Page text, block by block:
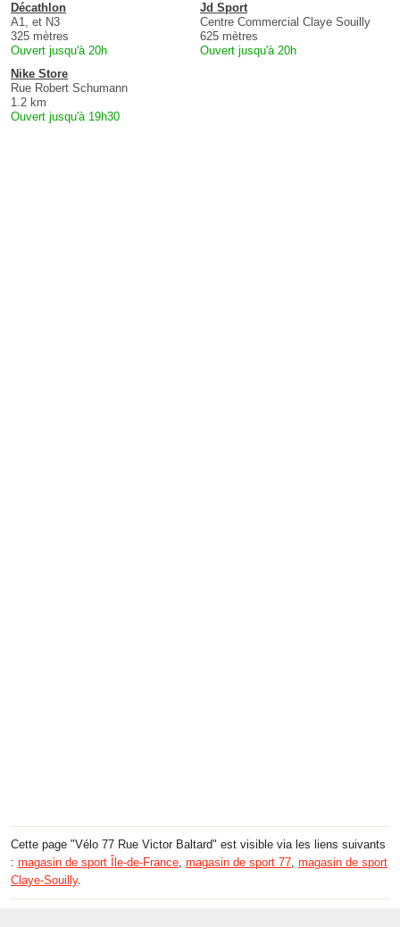
Décathlon
A1, et N3
325 mètres
Ouvert jusqu'à 20h
Jd Sport
Centre Commercial Claye Souilly
625 mètres
Ouvert jusqu'à 20h
Nike Store
Rue Robert Schumann
1.2 km
Ouvert jusqu'à 19h30
Cette page "Vélo 77 Rue Victor Baltard" est visible via les liens suivants
: magasin de sport Île-de-France, magasin de sport 77, magasin de sport
Claye-Souilly.